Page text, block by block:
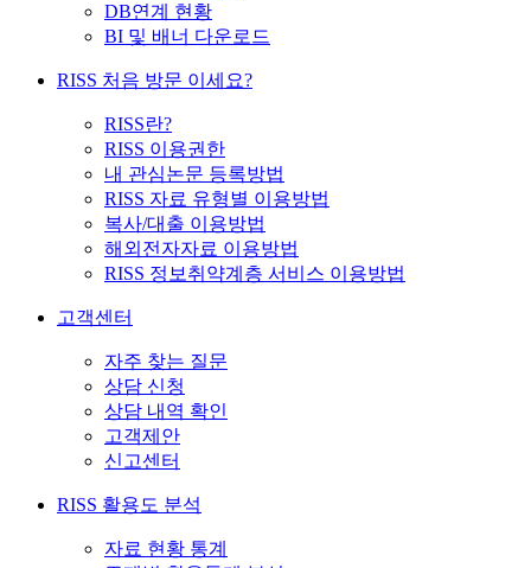
DB연계 현황
BI 및 배너 다운로드
RISS 처음 방문 이세요?
RISS란?
RISS 이용권한
내 관심논문 등록방법
RISS 자료 유형별 이용방법
복사/대출 이용방법
해외전자자료 이용방법
RISS 정보취약계층 서비스 이용방법
고객센터
자주 찾는 질문
상담 신청
상담 내역 확인
고객제안
신고센터
RISS 활용도 분석
자료 현황 통계